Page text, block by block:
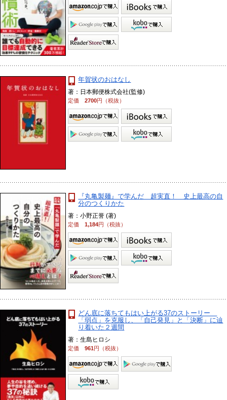
年賀状のおはなし
著：日本郵便株式会社(監修)
定価2700円（税抜）
『丸亀製麺』で学んだ 超実直！ 史上最高の自
分のつくりかた
著：小野正誉 (著)
定価1,184円（税抜）
どん底に落ちてもはい上がる37のストーリー
「弱点」を克服し、「自己発見」と「決断」に辿
り着いた２週間
著：生島ヒロシ
定価961円（税抜）